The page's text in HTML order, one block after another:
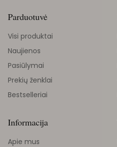
Parduotuvė
Visi produktai
Naujienos
Pasiūlymai
Prekių ženklai
Bestselleriai
Informacija
Apie mus